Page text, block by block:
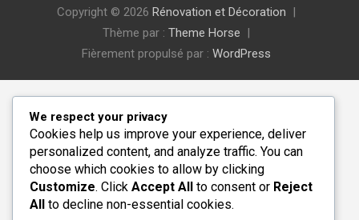
Copyright © 2026 Rénovation et Décoration
Thème par : Theme Horse
Fièrement propulsé par : WordPress
We respect your privacy
Cookies help us improve your experience, deliver
personalized content, and analyze traffic. You can
choose which cookies to allow by clicking
Customize. Click Accept All to consent or Reject
All to decline non-essential cookies.